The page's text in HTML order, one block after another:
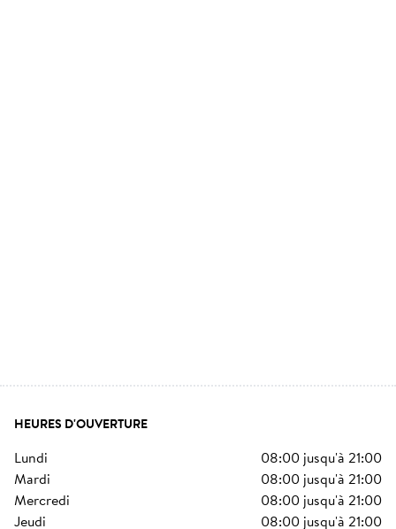
HEURES D'OUVERTURE
lundi 08:00 jusqu'à 21:00
mardi
08:00 jusqu'à 21:00
mercredi
08:00 jusqu'à 21:00
jeudi
08:00 jusqu'à 21:00